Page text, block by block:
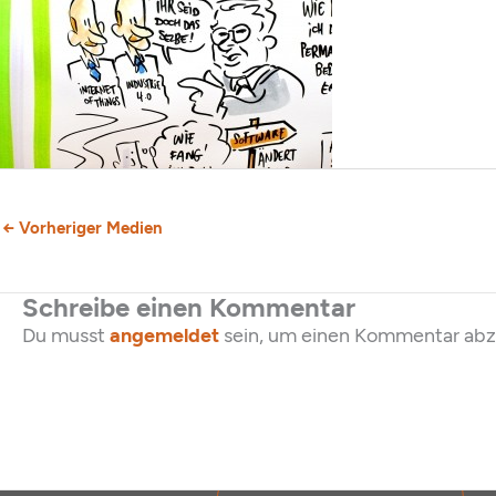
← Vorheriger Medien
Schreibe einen Kommentar
Du musst angemeldet sein, um einen Kommentar